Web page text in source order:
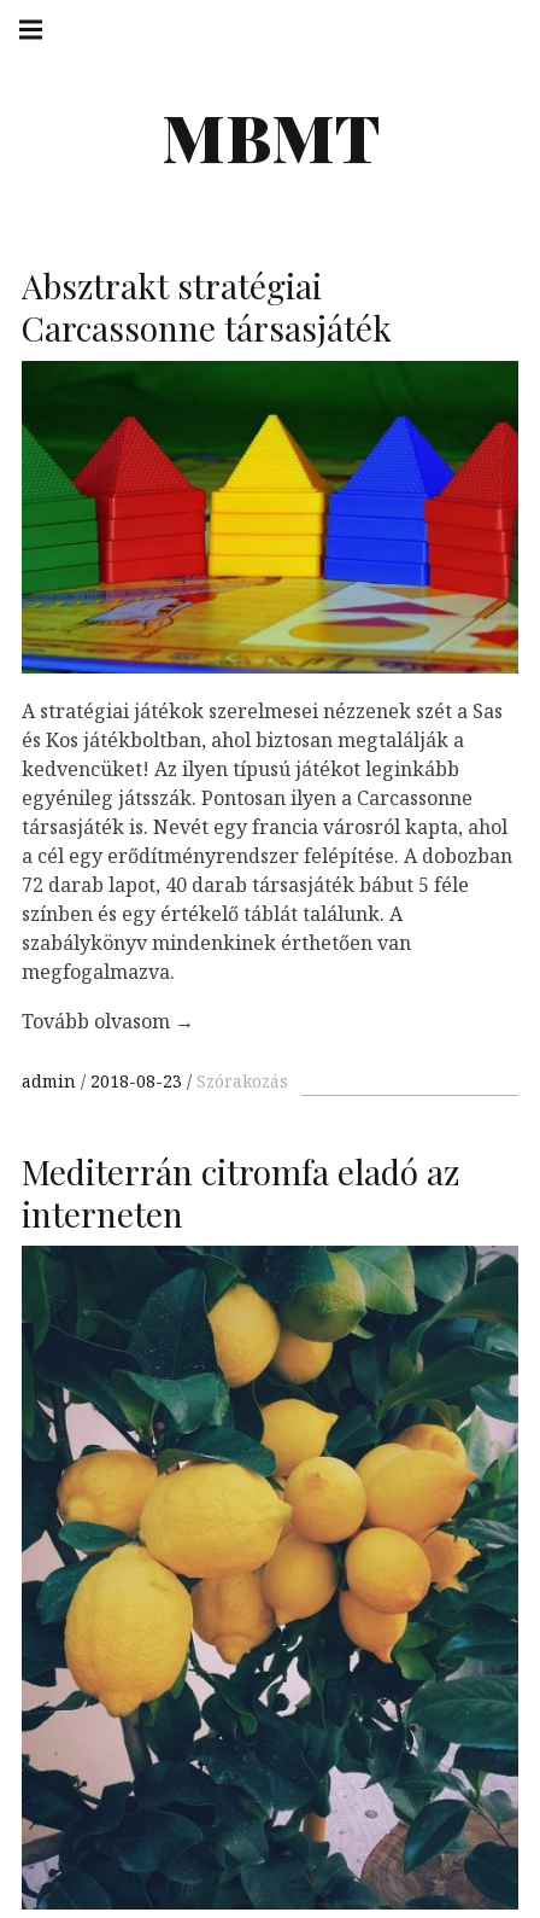
Skip
MBMT
navigation
Absztrakt stratégiai
Carcassonne társasjáték
A stratégiai játékok szerelmesei nézzenek szét a Sas
és Kos játékboltban, ahol biztosan megtalálják a
kedvencüket! Az ilyen típusú játékot leginkább
egyénileg játsszák. Pontosan ilyen a Carcassonne
társasjáték is. Nevét egy francia városról kapta, ahol
a cél egy erődítményrendszer felépítése. A dobozban
72 darab lapot, 40 darab társasjáték bábut 5 féle
színben és egy értékelő táblát találunk. A
szabálykönyv mindenkinek érthetően van
megfogalmazva.
Tovább olvasom →
admin 2018-08-23 Szórakozás
Mediterrán citromfa eladó az
interneten